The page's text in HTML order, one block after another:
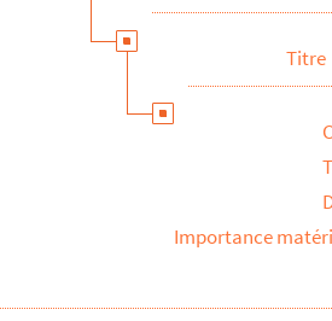
Titre
Importance